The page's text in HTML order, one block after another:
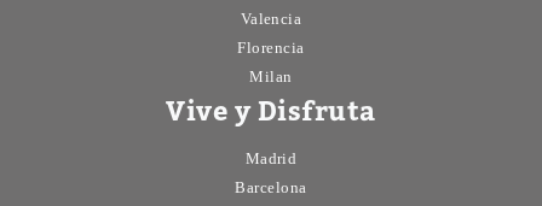
Valencia
Florencia
Milan
Vive y Disfruta
Madrid
Barcelona